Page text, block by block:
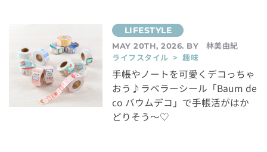
MAY 20TH, 2026. BY
林美由紀
ライフスタイル > 趣味
手帳やノートを可愛くデコっちゃ
おう♪ラベラーシール「Baum de
co バウムデコ」で手帳活がはか
どりそう～♡